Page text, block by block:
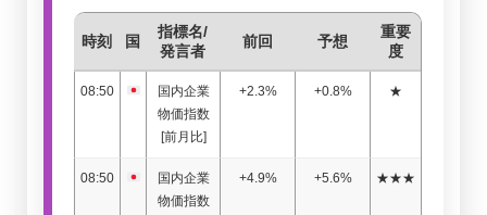
時刻 国
指標名/
発言者
前回 予想
重要
度
08:50
国内企業
物価指数
[前月比]
+2.3% +0.8% ★
08:50
国内企業
物価指数
+4.9% +5.6% ★★★